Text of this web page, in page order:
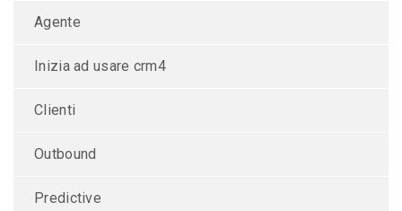
Agente
Inizia ad usare crm4
Clienti
Outbound
Predictive